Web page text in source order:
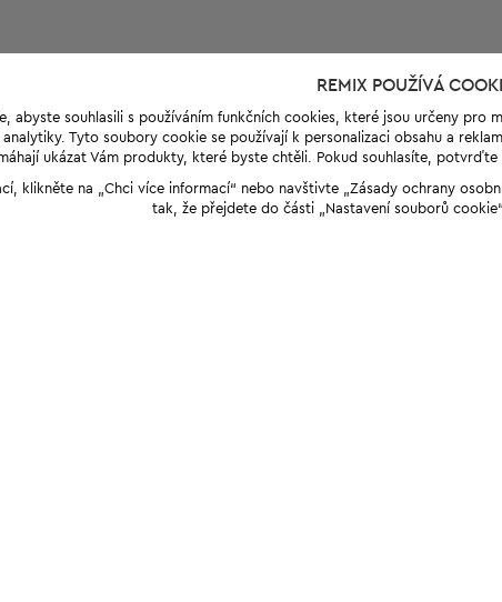
REMIX POUŽÍVÁ
abyste souhlasili s používáním funkčních cookies, které jsou určeny pro
Tyto soubory cookie se používají k personalizaci obsahu a
ukázat Vám produkty, které byste chtěli. Pokud souhlasíte, potvrďte
klikněte na „Chci více informací“ nebo navštivte „Zásady ochrany
tak, že přejdete do části „Nastavení souborů